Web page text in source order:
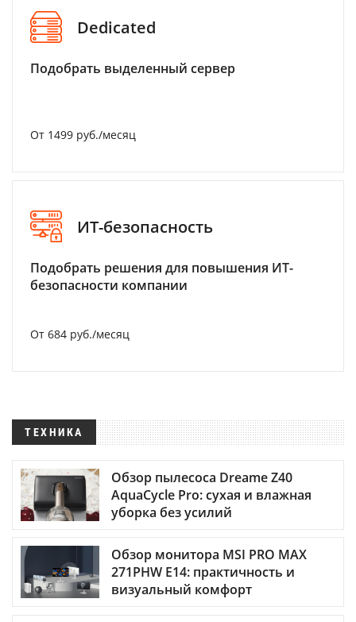
Dedicated
Подобрать выделенный сервер
От 1499 руб./месяц
ИТ-безопасность
Подобрать решения для повышения ИТ-
безопасности компании
От 684 руб./месяц
ТЕХНИКА
Обзор пылесоса Dreame Z40
AquaCycle Pro: сухая и влажная
уборка без усилий
Обзор монитора MSI PRO MAX
271PHW E14: практичность и
визуальный комфорт